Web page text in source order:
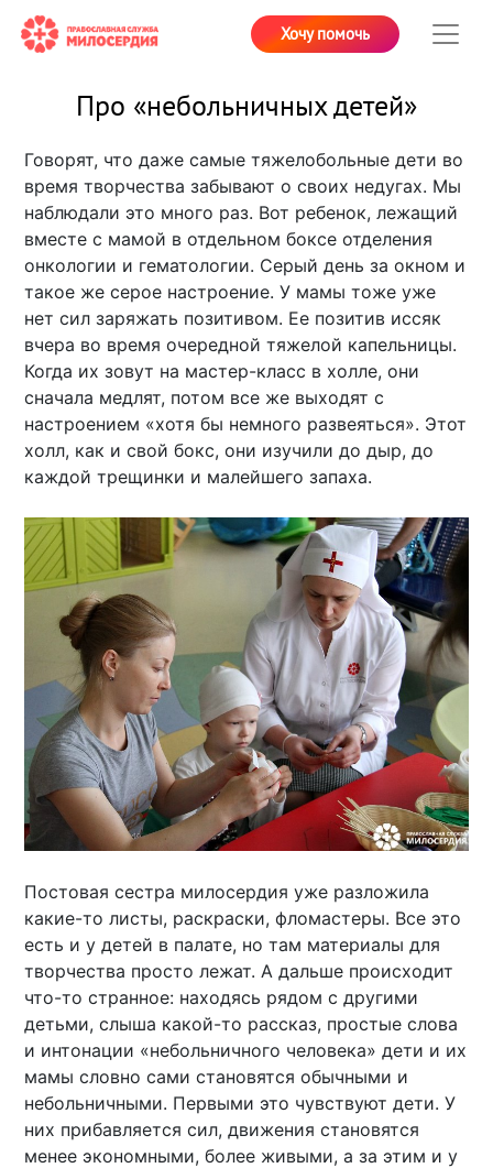
Хочу помочь
Про «небольничных детей»
Говорят, что даже самые тяжелобольные дети во
время творчества забывают о своих недугах. Мы
наблюдали это много раз. Вот ребенок, лежащий
вместе с мамой в отдельном боксе отделения
онкологии и гематологии. Серый день за окном и
такое же серое настроение. У мамы тоже уже
нет сил заряжать позитивом. Ее позитив иссяк
вчера во время очередной тяжелой капельницы.
Когда их зовут на мастер-класс в холле, они
сначала медлят, потом все же выходят с
настроением «хотя бы немного развеяться». Этот
холл, как и свой бокс, они изучили до дыр, до
каждой трещинки и малейшего запаха.
Постовая сестра милосердия уже разложила
какие-то листы, раскраски, фломастеры. Все это
есть и у детей в палате, но там материалы для
творчества просто лежат. А дальше происходит
что-то странное: находясь рядом с другими
детьми, слыша какой-то рассказ, простые слова
и интонации «небольничного человека» дети и их
мамы словно сами становятся обычными и
небольничными. Первыми это чувствуют дети. У
них прибавляется сил, движения становятся
менее экономными, более живыми, а за этим и у